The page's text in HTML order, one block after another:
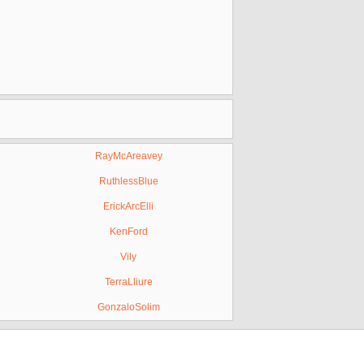
RayMcAreavey
RuthlessBlue
ErickArcElli
KenFord
Vily
TerraLliure
GonzaloSolim